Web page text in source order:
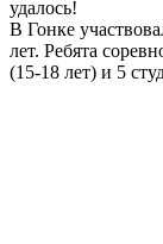
удалось!
В Гонке
лет. Ребята
(15-18 лет) и 5